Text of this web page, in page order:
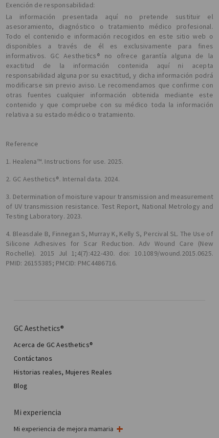
Exención de responsabilidad:
La información presentada aquí no pretende sustituir el
asesoramiento, diagnóstico o tratamiento médico profesional.
Todo el contenido e información recogidos en este sitio web o
disponibles a través de él es exclusivamente para fines
informativos. GC Aesthetics® no ofrece garantía alguna de la
exactitud de la información contenida aquí ni acepta
responsabilidad alguna por su exactitud, y dicha información podrá
modificarse sin previo aviso. Le recomendamos que confirme con
otras fuentes cualquier información obtenida mediante este
contenido y que compruebe con su médico toda la información
relativa a su estado médico o tratamiento.
Reference
1. Healena™. Instructions for use. 2025.
2. GC Aesthetics®. Internal data. 2024.
3. Determination of moisture vapour transmission and measurement
of UV transmission resistance. Test Report, National Metrology and
Testing Laboratory. 2023.
4. Bleasdale B, Finnegan S, Murray K, Kelly S, Percival SL. The Use of
Silicone Adhesives for Scar Reduction. Adv Wound Care (New
Rochelle). 2015 Jul 1;4(7):422-430. doi: 10.1089/wound.2015.0625.
PMID: 26155385; PMCID: PMC4486716.
GC Aesthetics®
Acerca de GC Aesthetics®
Contáctanos
Historias reales, Mujeres Reales
Blog
Mi experiencia
Mi experiencia de mejora mamaria